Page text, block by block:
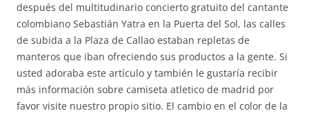
después del multitudinario concierto gratuito del cantante
colombiano Sebastián Yatra en la Puerta del Sol, las calles
de subida a la Plaza de Callao estaban repletas de
manteros que iban ofreciendo sus productos a la gente. Si
usted adoraba este artículo y también le gustaría recibir
más información sobre camiseta atletico de madrid por
favor visite nuestro propio sitio. El cambio en el color de la